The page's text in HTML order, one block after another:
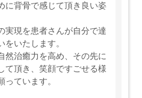
に背骨で感じて頂き良い姿
実現を患者さんが自分で達
をいたします。
然治癒力を高め、その先に
て頂き、笑顔ですごせる様
っています。